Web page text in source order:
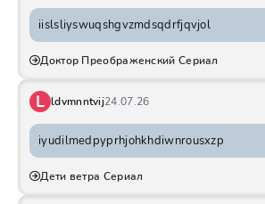
iislsliyswuqshgvzmdsqdrfjqvjol
Доктор Преображенский Сериал
L ldvmnntvij24.07.26
iyudilmedpyprhjohkhdiwnrousxzp
Дети ветра Сериал